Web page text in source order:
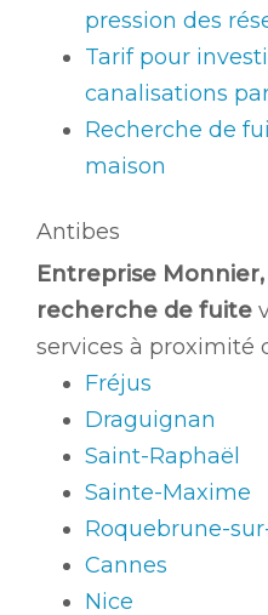
pression des
Tarif pour
canalisations
Recherche de
maison
Antibes
Entreprise
recherche de fuite
services à proximité
Fréjus
Draguignan
Saint-Raphaël
Sainte-Maxime
Roquebrune-
Cannes
Nice